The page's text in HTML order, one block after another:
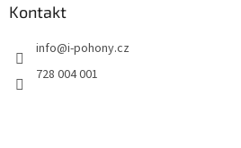
Kontakt
info@i-pohony.cz
728 004 001